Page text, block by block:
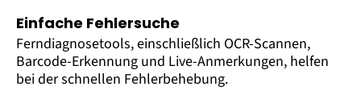
Einfache Fehlersuche
Ferndiagnosetools, einschließlich OCR-Scannen,
Barcode-Erkennung und Live-Anmerkungen, helfen
bei der schnellen Fehlerbehebung.